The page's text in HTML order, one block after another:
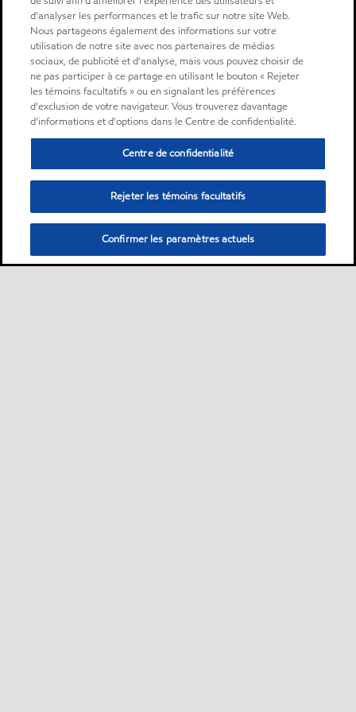
d'analyser les performances et le trafic sur notre site Web.
Nous partageons également des informations sur votre
utilisation de notre site avec nos partenaires de médias
sociaux, de publicité et d'analyse, mais vous pouvez choisir de
ne pas participer à ce partage en utilisant le bouton « Rejeter
les témoins facultatifs » ou en signalant les préférences
d'exclusion de votre navigateur. Vous trouverez davantage
d'informations et d'options dans le Centre de confidentialité.
Centre de confidentialité
Rejeter les témoins facultatifs
Confirmer les paramètres actuels